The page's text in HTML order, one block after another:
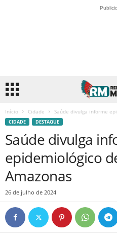
Início Cidade Saúde divulga informe
CIDADE DESTAQUE
Saúde divulga
epidemiológico
Amazonas
26 de julho de 2024